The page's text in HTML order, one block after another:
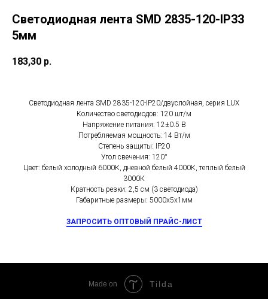
Cветодиодная лента SMD 2835-120-IP33
5мм
183,30 р.
Cветодиодная лента SMD 2835-120-IP20/двуслойная, серия LUX
Количество светодиодов: 120 шт/м
Напряжение питания: 12±0.5 В
Потребляемая мощность: 14 Вт/м
Степень защиты: IP20
Угол свечения: 120°
Цвет: белый холодный 6000К, дневной белый 4000К, теплый белый
3000К
Кратность резки: 2,5 см (3 светодиода)
Габаритные размеры: 5000х5х1мм
ЗАПРОСИТЬ ОПТОВЫЙ ПРАЙС-ЛИСТ
Made on Tilda